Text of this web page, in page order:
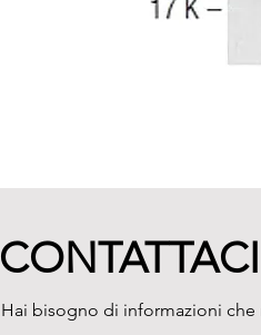
CONTATTACI
Hai bisogno di informazioni